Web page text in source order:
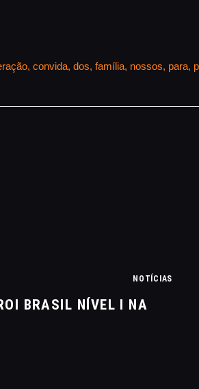
ESTATUTO
PARCEIROS
, convida, dos, família, nossos, para,
NOTÍCIAS
BRASIL NÍVEL I NA